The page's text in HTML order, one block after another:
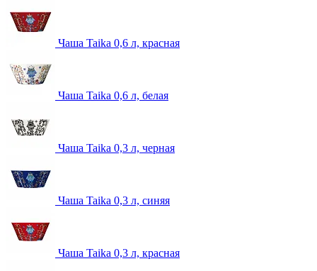
Чаша Taika 0,6 л, красная
Чаша Taika 0,6 л, белая
Чаша Taika 0,3 л, черная
Чаша Taika 0,3 л, синяя
Чаша Taika 0,3 л, красная